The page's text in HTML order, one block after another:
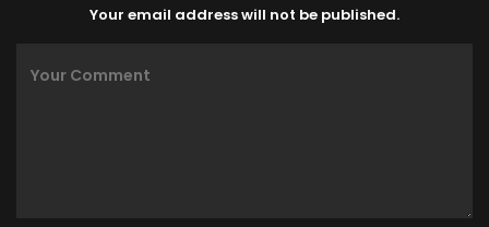
Your email address will not be published.